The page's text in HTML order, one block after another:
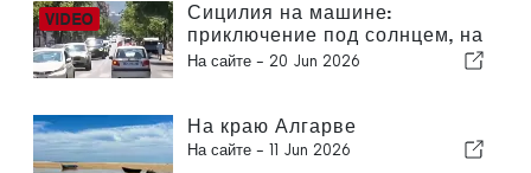
Сицилия на машине:
приключение под солнцем, на
скорости и с легким трепетом
На сайте - 20 Jun 2026
На краю Алгарве
На сайте - 11 Jun 2026